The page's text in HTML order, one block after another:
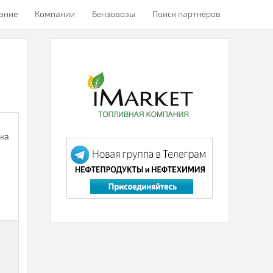
Компании Бензовозы Поиск партнёров